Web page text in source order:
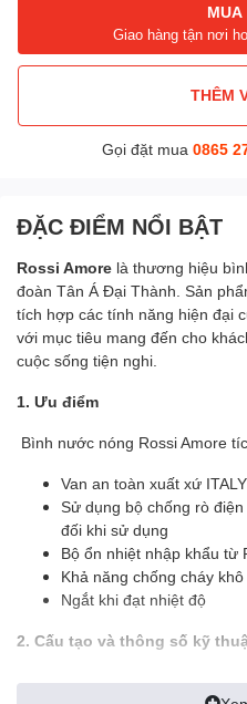
MUA
Giao hàng tận nơi
THÊM
Gọi đặt mua 0865
ĐẶC ĐIỂM NỔI BẬT
Rossi Amore là thương hiệu
đoàn Tân Á Đại Thành. Sản
tích hợp các tính năng hiện đại
với mục tiêu mang đến cho
cuộc sống tiện nghi.
1. Ưu điểm
Bình nước nóng Rossi Amore
Van an toàn xuất xứ
Sử dụng bộ chống rò
đối khi sử dụng
Bộ ổn nhiệt nhập khẩu từ
Khả năng chống cháy
Ngắt khi đạt nhiệt độ
2. Cấu tạo và thông số kỹ
Ruột bình tráng kim